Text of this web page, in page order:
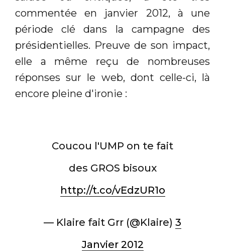
commentée en janvier 2012, à une
période clé dans la campagne des
présidentielles. Preuve de son impact,
elle a même reçu de nombreuses
réponses sur le web, dont celle-ci, là
encore pleine d'ironie :
Coucou l'UMP on te fait
des GROS bisoux
http://t.co/vEdzUR1o
— Klaire fait Grr (@Klaire) 3
Janvier 2012